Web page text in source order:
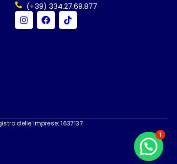
(+39) 334.27.69.877
delle imprese: 1637137
1